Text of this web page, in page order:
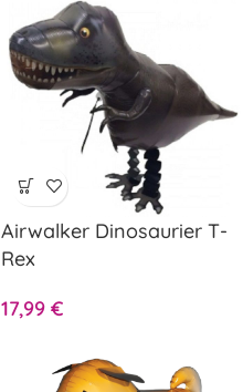
Airwalker Dinosaurier T-
Rex
17,99 €